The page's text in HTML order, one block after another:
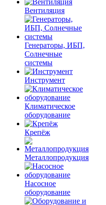
Вентиляция
Генераторы, ИБП,
Солнечные
системы
Инструмент
Климатическое
оборудование
Крепёж
Металлопродукция
Насосное
оборудование